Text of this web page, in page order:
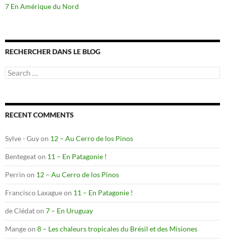
7 En Amérique du Nord
RECHERCHER DANS LE BLOG
Search
for:
RECENT COMMENTS
Sylve - Guyon 12 – Au Cerro de los Pinos
Bentegeaton 11 – En Patagonie !
Perrin on 12 – Au Cerro de los Pinos
Francisco Laxagueon 11 – En Patagonie !
de Clédaton 7 – En Uruguay
Mangeon 8 – Les chaleurs tropicales du Brésil et des Misiones